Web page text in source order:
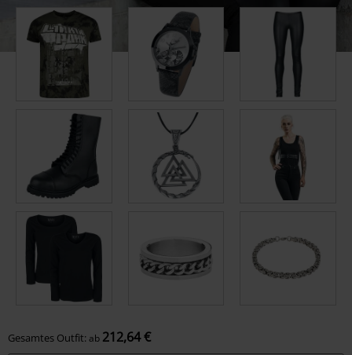
Gesamtes Outfit: ab 212,64 €